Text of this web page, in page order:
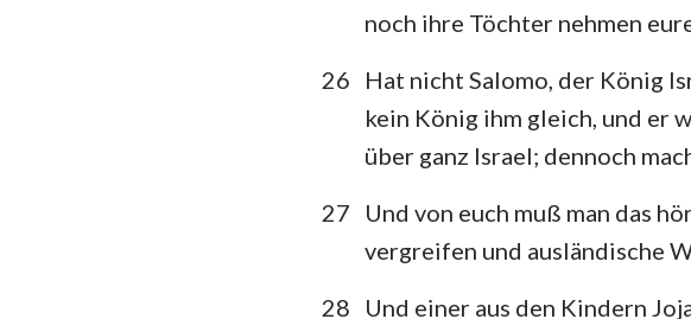
noch ihre Töchter nehmen
26
Hat nicht Salomo, der König
kein König ihm gleich, und er
über ganz Israel; dennoch
27
Und von euch muß man das
vergreifen und ausländische
28
Und einer aus den Kindern